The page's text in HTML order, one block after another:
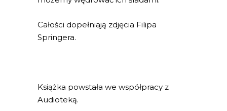
Całości dopełniają zdjęcia Filipa
Springera.
Książka powstała we współpracy z
Audioteką.